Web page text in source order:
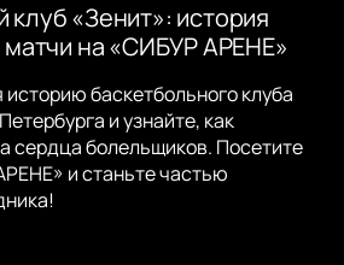
клуб «Зенит»: история
матчи на «СИБУР АРЕНЕ»
баскетбольного клуба
и узнайте, как
сердца болельщиков. Посетите
и станьте частью